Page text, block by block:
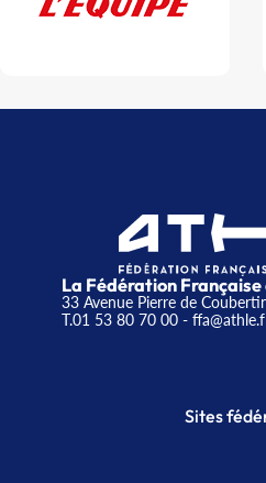
La Fédération
33 Avenue Pierre de
T.01 53 80 70 00-
Sites